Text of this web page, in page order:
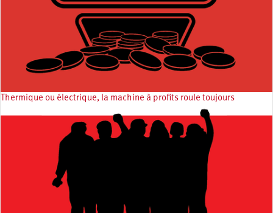
Thermique ou électrique, la machine à profits roule toujours